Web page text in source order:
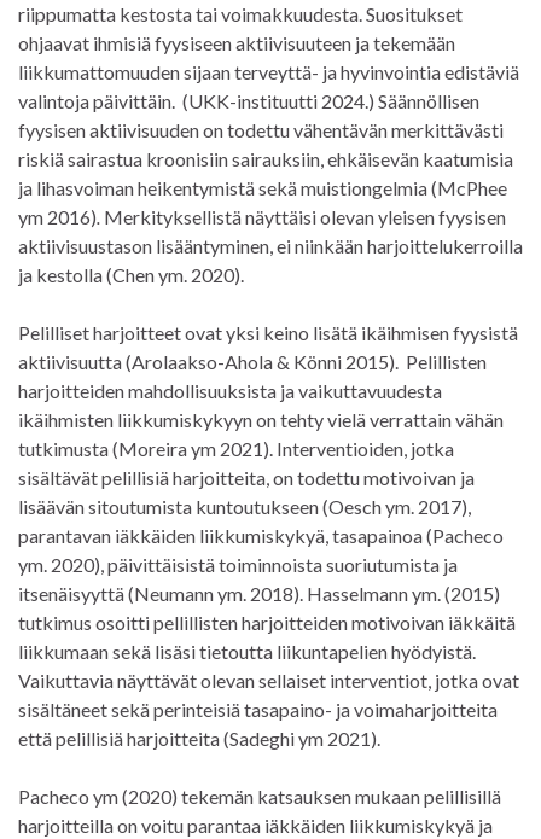
riippumatta kestosta tai voimakkuudesta. Suositukset
ohjaavat ihmisiä fyysiseen aktiivisuuteen ja tekemään
liikkumattomuuden sijaan terveyttä- ja hyvinvointia edistäviä
valintoja päivittäin. (UKK-instituutti 2024.) Säännöllisen
fyysisen aktiivisuuden on todettu vähentävän merkittävästi
riskiä sairastua kroonisiin sairauksiin, ehkäisevän kaatumisia
ja lihasvoiman heikentymistä sekä muistiongelmia (McPhee
ym 2016). Merkityksellistä näyttäisi olevan yleisen fyysisen
aktiivisuustason lisääntyminen, ei niinkään harjoittelukerroilla
ja kestolla (Chen ym. 2020).
Pelilliset harjoitteet ovat yksi keino lisätä ikäihmisen fyysistä
aktiivisuutta (Arolaakso-Ahola & Könni 2015). Pelillisten
harjoitteiden mahdollisuuksista ja vaikuttavuudesta
ikäihmisten liikkumiskykyyn on tehty vielä verrattain vähän
tutkimusta (Moreira ym 2021). Interventioiden, jotka
sisältävät pelillisiä harjoitteita, on todettu motivoivan ja
lisäävän sitoutumista kuntoutukseen (Oesch ym. 2017),
parantavan iäkkäiden liikkumiskykyä, tasapainoa (Pacheco
ym. 2020), päivittäisistä toiminnoista suoriutumista ja
itsenäisyyttä (Neumann ym. 2018). Hasselmann ym. (2015)
tutkimus osoitti pellillisten harjoitteiden motivoivan iäkkäitä
liikkumaan sekä lisäsi tietoutta liikuntapelien hyödyistä.
Vaikuttavia näyttävät olevan sellaiset interventiot, jotka ovat
sisältäneet sekä perinteisiä tasapaino- ja voimaharjoitteita
että pelillisiä harjoitteita (Sadeghi ym 2021).
Pacheco ym (2020) tekemän katsauksen mukaan pelillisillä
harjoitteilla on voitu parantaa iäkkäiden liikkumiskykyä ja